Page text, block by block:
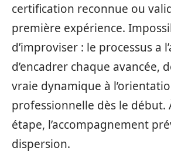
certification reconnue ou
première expérience.
d’improviser : le processus a
d’encadrer chaque avancée,
vraie dynamique à
professionnelle dès le début.
étape, l’accompagnement
dispersion.